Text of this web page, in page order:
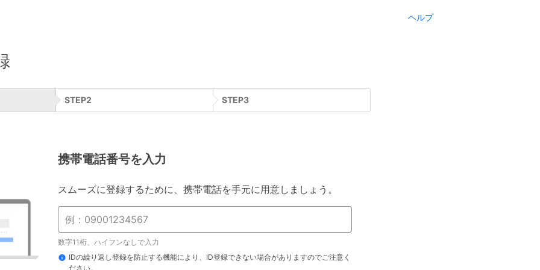
ヘルプ
STEP2 STEP3
携帯電話番号を入力
スムーズに登録するために、携帯電話を手元に用意しましょう。
数字11桁、ハイフンなしで入力
IDの繰り返し登録を防止する機能により、ID登録できない場合がありますのでご注意く
ださい。